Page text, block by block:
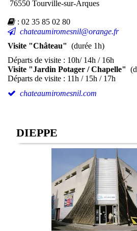
76550 Tourville-sur-Arques
: 02 35 85 02 80
chateaumiromesnil@orange.fr
Visite "Château" (durée 1h)
Départs de visite : 10h/ 14h / 16h
Visite "Jardin Potager / Chapelle"
Départs de visite : 11h / 15h / 17h
chateaumiromesnil.com
DIEPPE